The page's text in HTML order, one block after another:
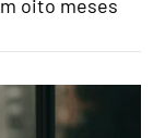
oito meses